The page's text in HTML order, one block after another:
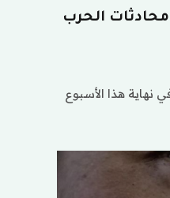
الحرب
نهاية هذا الأسبوع